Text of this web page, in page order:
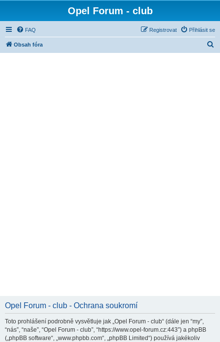
Opel Forum - club
FAQ Přihlásit se
Registrovat
Obsah fóra
Opel Forum - club - Ochrana soukromí
Toto prohlášení podrobně vysvětluje jak „Opel Forum - club“ (dále jen “my”,
“nás”, “naše”, “Opel Forum - club”, “https://www.opel-forum.cz:443”) a phpBB
(„phpBB software“, „www.phpbb.com“, „phpBB Limited“) používá jakékoliv